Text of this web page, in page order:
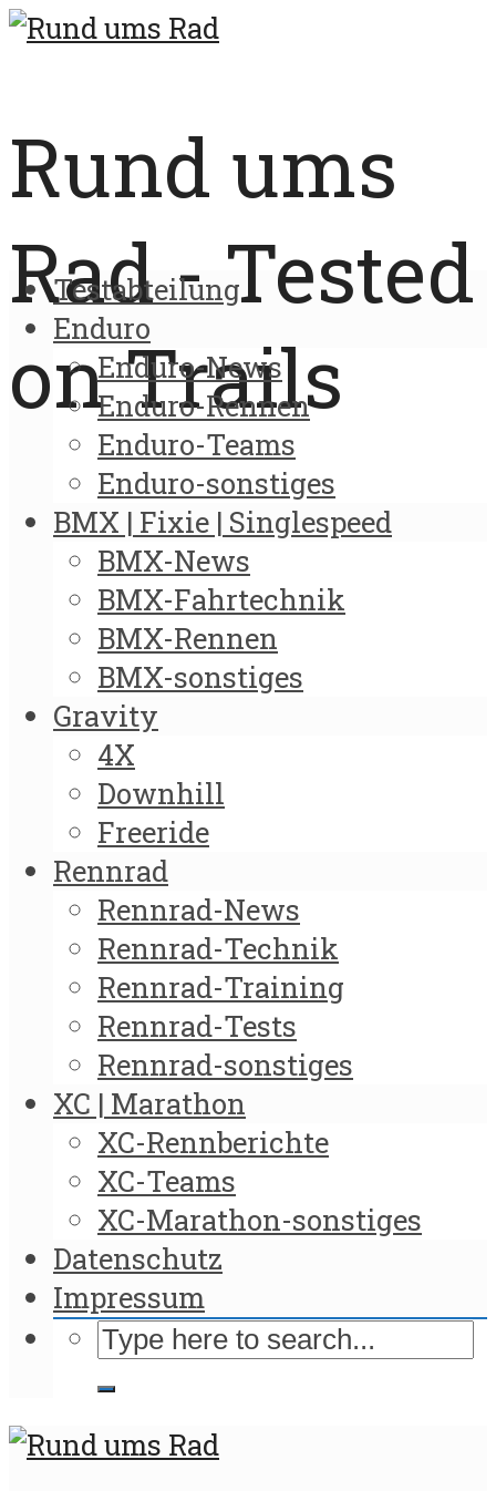
Rund ums
Rad - Tested
on Trails
Testabteilung
Enduro
Enduro-News
Enduro-Rennen
Enduro-Teams
Enduro-sonstiges
BMX | Fixie | Singlespeed
BMX-News
BMX-Fahrtechnik
BMX-Rennen
BMX-sonstiges
Gravity
4X
Downhill
Freeride
Rennrad
Rennrad-News
Rennrad-Technik
Rennrad-Training
Rennrad-Tests
Rennrad-sonstiges
XC | Marathon
XC-Rennberichte
XC-Teams
XC-Marathon-sonstiges
Datenschutz
Impressum